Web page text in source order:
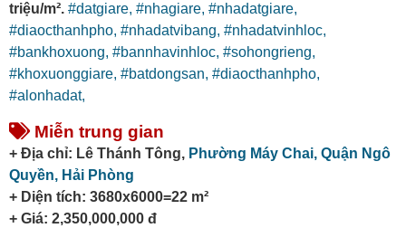
triệu/m². #datgiare, #nhagiare, #nhadatgiare,
#diaocthanhpho, #nhadatvibang, #nhadatvinhloc,
#bankhoxuong, #bannhavinhloc, #sohongrieng,
#khoxuonggiare, #batdongsan, #diaocthanhpho,
#alonhadat,
Miễn trung gian
+ Địa chỉ: Lê Thánh Tông, Phường Máy Chai, Quận Ngô
Quyền, Hải Phòng
+ Diện tích: 3680x6000=22 m²
+ Giá: 2,350,000,000 đ